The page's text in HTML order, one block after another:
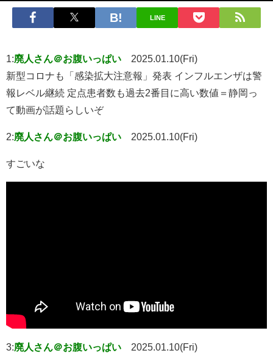
LINE
1:廃人さん＠お腹いっぱい
2025.01.10(Fri)
新型コロナも「感染拡大注意報」発表 インフルエンザは警
報レベル継続 定点患者数も過去2番目に高い数値＝静岡っ
て動画が話題らしいぞ
2:廃人さん＠お腹いっぱい 2025.01.10(Fri)
すごいな
3:廃人さん＠お腹いっぱい
2025.01.10(Fri)